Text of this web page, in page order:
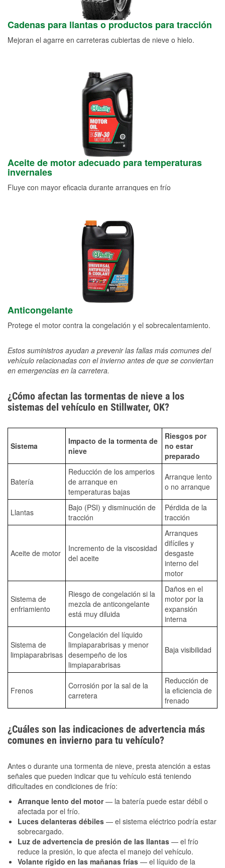
Cadenas para llantas o productos para tracción
Mejoran el agarre en carreteras cubiertas de nieve o hielo.
Aceite de motor adecuado para temperaturas
invernales
Fluye con mayor eficacia durante arranques en frío
Anticongelante
Protege el motor contra la congelación y el sobrecalentamiento.
Estos suministros ayudan a prevenir las fallas más comunes del
vehículo relacionadas con el invierno antes de que se conviertan
en emergencias en la carretera.
¿Cómo afectan las tormentas de nieve a los
sistemas del vehículo en Stillwater, OK?
Sistema
Impacto de la tormenta de
nieve
Riesgos por
no estar
preparado
Batería
Reducción de los amperios
de arranque en
temperaturas bajas
Arranque lento
o no arranque
Llantas
Bajo (PSI) y disminución de
tracción
Pérdida de la
tracción
Aceite de motor
Incremento de la viscosidad
del aceite
Arranques
difíciles y
desgaste
interno del
motor
Sistema de
enfriamiento
Riesgo de congelación si la
mezcla de anticongelante
está muy diluida
Daños en el
motor por la
expansión
interna
Sistema de
limpiaparabrisas
Congelación del líquido
limpiaparabrisas y menor
desempeño de los
limpiaparabrisas
Baja visibilidad
Frenos
Corrosión por la sal de la
carretera
Reducción de
la eficiencia de
frenado
¿Cuáles son las indicaciones de advertencia más
comunes en invierno para tu vehículo?
Antes o durante una tormenta de nieve, presta atención a estas
señales que pueden indicar que tu vehículo está teniendo
dificultades en condiciones de frío:
Arranque lento del motor— la batería puede estar débil o
afectada por el frío.
Luces delanteras débiles — el sistema eléctrico podría estar
sobrecargado.
Luz de advertencia de presión de las llantas — el frío
reduce la presión, lo que afecta el manejo del vehículo.
Volante rígido en las mañanas frías — el líquido de la